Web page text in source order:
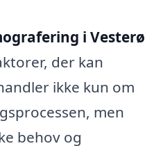
i Vesterø
der kan
ikke kun om
men
behov og